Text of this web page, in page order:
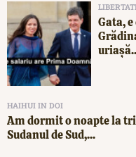
Gata,
HAIHUI IN DOI
Am dormit o noapte la
Sudanul de Sud,...